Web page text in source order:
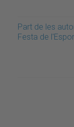
Part de les
Festa de